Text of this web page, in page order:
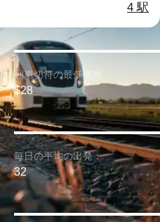
4 駅
列車切符の最低価格：
$28
毎日の平均の出発：
32